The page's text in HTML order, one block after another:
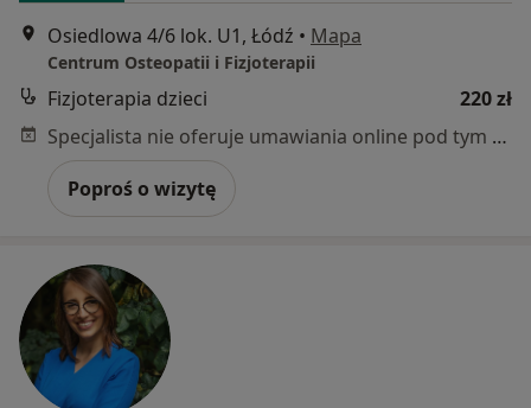
Osiedlowa 4/6 lok. U1, Łódź • Mapa
Centrum Osteopatii i Fizjoterapii
Fizjoterapia dzieci
220 zł
Specjalista nie oferuje umawiania online pod tym adresem.
Poproś o wizytę